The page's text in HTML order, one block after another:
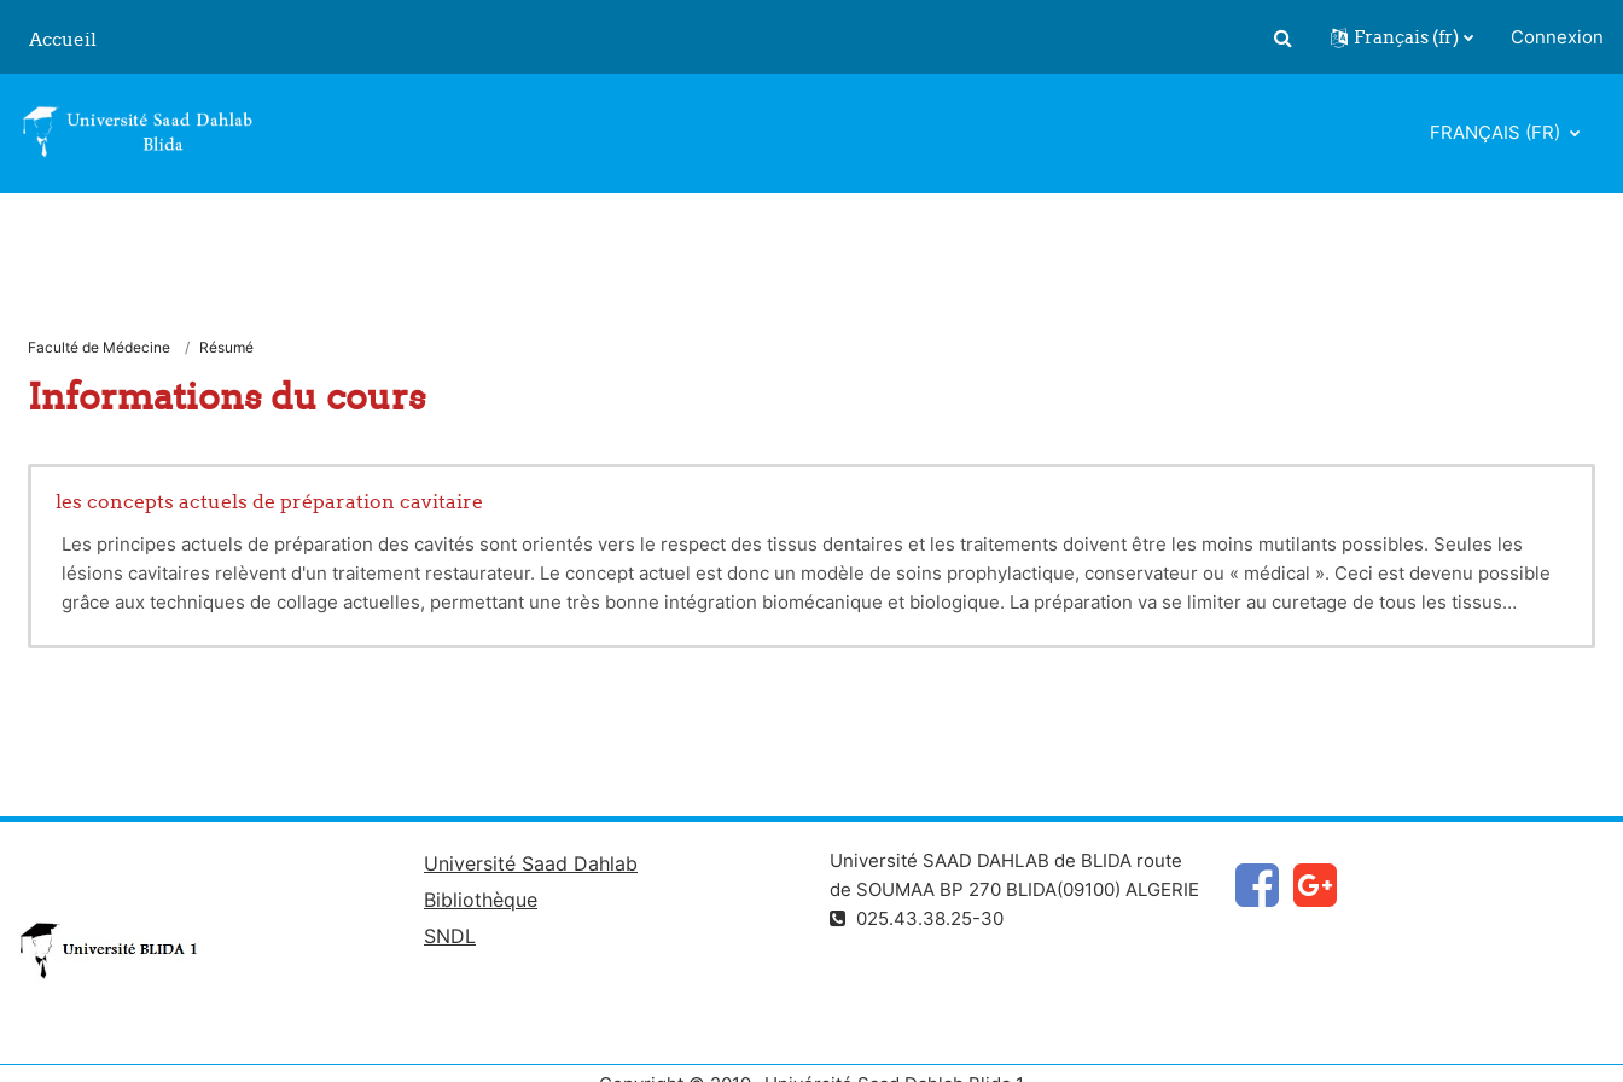
Accueil
Activer/désactiver la saisie de
Français ‎(fr)‎ Connexion
FRANÇAIS ‎(FR)‎
Faculté de Médecine Résumé
Informations du cours
les concepts actuels de préparation cavitaire
Les principes actuels de préparation des cavités sont orientés vers le respect des tissus dentaires et les traitements doivent être les moins mutilants possibles. Seules les
lésions cavitaires relèvent d'un traitement restaurateur. Le concept actuel est donc un modèle de soins prophylactique, conservateur ou « médical ». Ceci est devenu possible
grâce aux techniques de collage actuelles, permettant une très bonne intégration biomécanique et biologique. La préparation va se limiter au curetage de tous les tissus
Université Saad Dahlab
Bibliothèque
SNDL
Université SAAD DAHLAB de BLIDA route
de SOUMAA BP 270 BLIDA(09100) ALGERIE
025.43.38.25-30